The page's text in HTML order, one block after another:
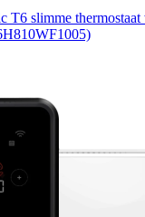
slimme thermostaat